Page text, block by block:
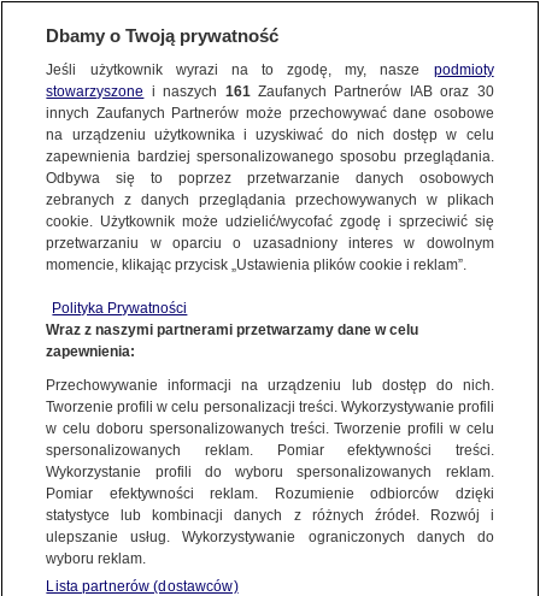
KONTAKT24
Wyślij Materiał
WYŚLIJ MATERIAŁ
NAJNOWSZE
GORĄCE TEMATY
WIĘCEJ
KANAŁY
REGULAMIN SERWISU
Dzień dobry!
Jedno konto do wszystkich usług
KONTAKT24|NAJNOWSZE
MATERIAŁ UŻYTKOWNIKA
Krwawy Księżyc, Puńsk (Podlaskie)
8 WRZEŚNIA 2025 6:12
Dbamy o Twoją prywatność
Jeśli użytkownik wyrazi na to zgodę, my, nasze podmioty
stowarzyszone i naszych 161Zaufanych Partnerów IAB oraz 30
innych Zaufanych Partnerów może przechowywać dane osobowe
na urządzeniu użytkownika i uzyskiwać do nich dostęp w celu
zapewnienia bardziej spersonalizowanego sposobu przeglądania.
Odbywa się to poprzez przetwarzanie danych osobowych
zebranych z danych przeglądania przechowywanych w plikach
cookie. Użytkownik może udzielić/wycofać zgodę i sprzeciwić się
przetwarzaniu w oparciu o uzasadniony interes w dowolnym
momencie, klikając przycisk „Ustawienia plików cookie i reklam”.
Polityka Prywatności
Wraz z naszymi partnerami przetwarzamy dane w celu
zapewnienia:
Przechowywanie informacji na urządzeniu lub dostęp do nich.
Tworzenie profili w celu personalizacji treści. Wykorzystywanie profili
w celu doboru spersonalizowanych treści. Tworzenie profili w celu
spersonalizowanych reklam. Pomiar efektywności treści.
Wykorzystanie profili do wyboru spersonalizowanych reklam.
Pomiar efektywności reklam. Rozumienie odbiorców dzięki
statystyce lub kombinacji danych z różnych źródeł. Rozwój i
ulepszanie usług. Wykorzystywanie ograniczonych danych do
wyboru reklam.
Lista partnerów (dostawców)